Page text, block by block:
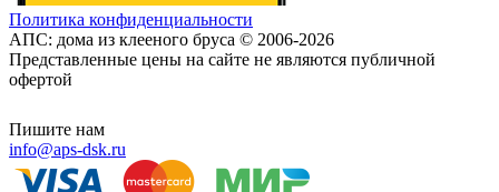
Политика конфиденциальности
АПС: дома из клееного бруса © 2006-2026
Представленные цены на сайте не являются публичной
офертой
Пишите нам
info@aps-dsk.ru